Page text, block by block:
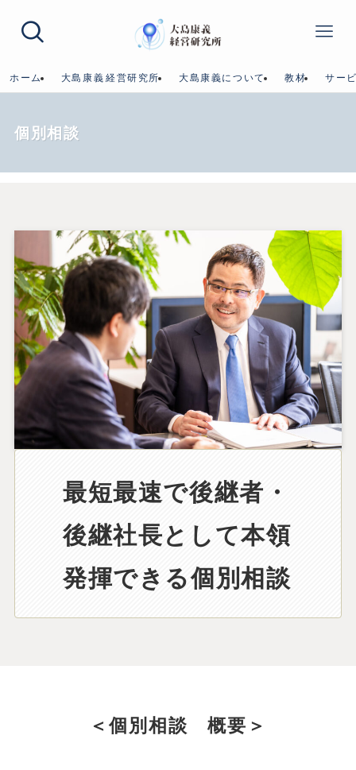
ホーム 大島康義⁨経営研究所 大島康義について 教材 サー
個別相談
最短最速で後継者・
後継社長として本領
発揮できる個別相談
＜個別相談 概要＞